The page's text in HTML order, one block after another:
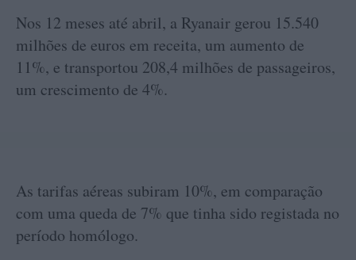
Nos 12 meses até abril, a Ryanair gerou 15.540
milhões de euros em receita, um aumento de
11%, e transportou 208,4 milhões de passageiros,
um crescimento de 4%.
As tarifas aéreas subiram 10%, em comparação
com uma queda de 7% que tinha sido registada no
período homólogo.